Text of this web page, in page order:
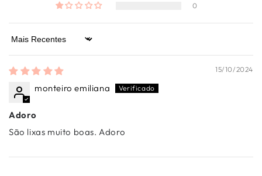
0
Sort by
15/10/2024
monteiro emiliana
Adoro
São lixas muito boas. Adoro